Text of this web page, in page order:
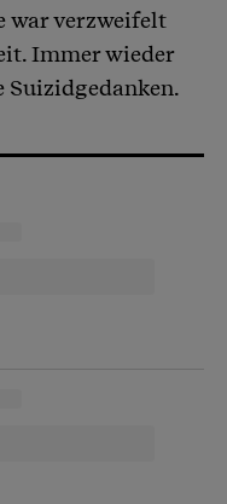
war verzweifelt
Immer wieder
Suizidgedanken.